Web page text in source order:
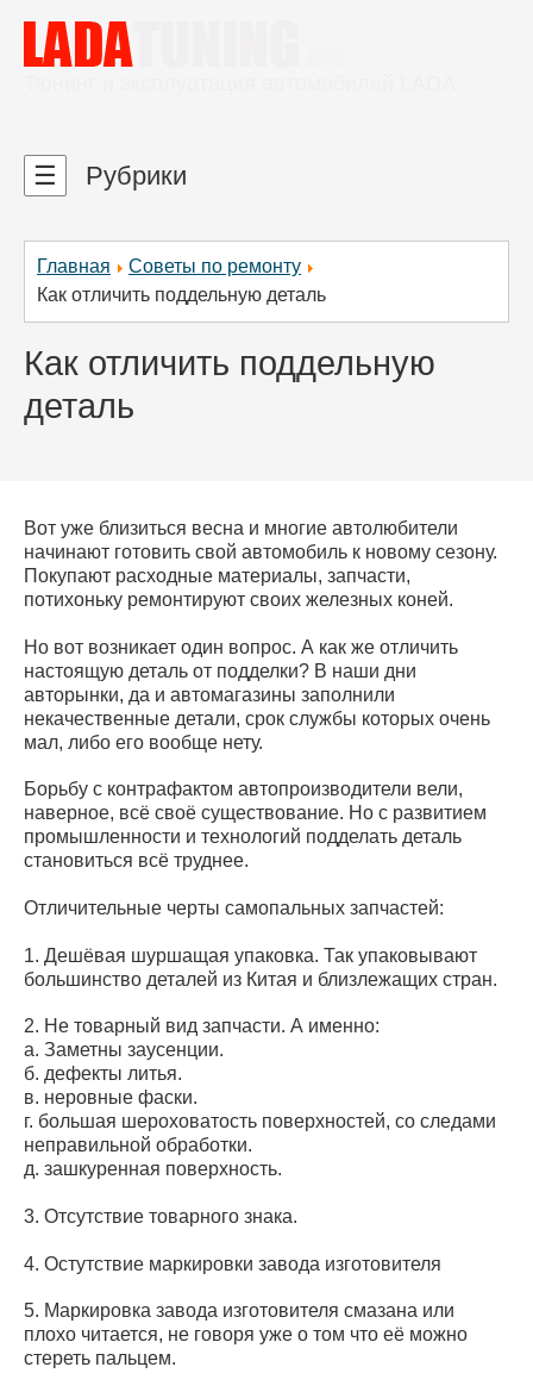
Главная
Советы по ремонту
Как отличить поддельную деталь
Как отличить поддельную
деталь
Вот уже близиться весна и многие автолюбители
начинают готовить свой автомобиль к новому сезону.
Покупают расходные материалы, запчасти,
потихоньку ремонтируют своих железных коней.
Но вот возникает один вопрос. А как же отличить
настоящую деталь от подделки? В наши дни
авторынки, да и автомагазины заполнили
некачественные детали, срок службы которых очень
мал, либо его вообще нету.
Борьбу с контрафактом автопроизводители вели,
наверное, всё своё существование. Но с развитием
промышленности и технологий подделать деталь
становиться всё труднее.
Отличительные черты самопальных запчастей:
1. Дешёвая шуршащая упаковка. Так упаковывают
большинство деталей из Китая и близлежащих стран.
2. Не товарный вид запчасти. А именно:
а. Заметны заусенции.
б. дефекты литья.
в. неровные фаски.
г. большая шероховатость поверхностей, со следами
неправильной обработки.
д. зашкуренная поверхность.
3. Отсутствие товарного знака.
4. Остутствие маркировки завода изготовителя
5. Маркировка завода изготовителя смазана или
плохо читается, не говоря уже о том что её можно
стереть пальцем.
☰ Рубрики